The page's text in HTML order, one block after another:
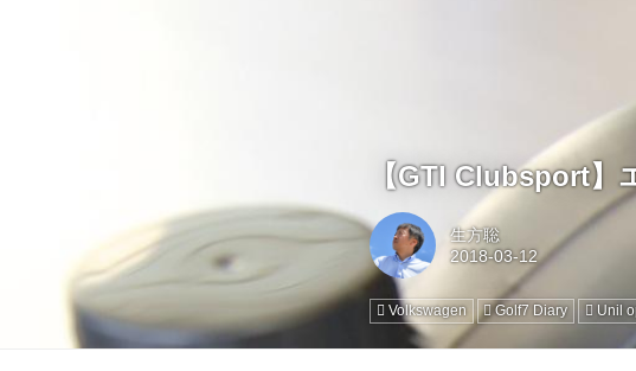
【GTI Clubsport】
生方聡
Volkswagen Golf7 Diary Unil